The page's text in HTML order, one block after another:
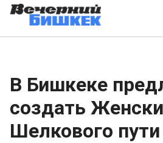
В Бишкеке
создать
Шелкового пути